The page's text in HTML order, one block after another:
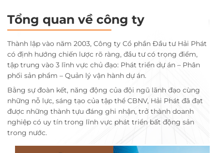
Tổng quan về công ty
Thành lập vào năm 2003, Công ty Cổ phần Đầu tư Hải Phát
có định hướng chiến lược rõ ràng, đầu tư có trọng điểm,
tập trung vào 3 lĩnh vực chủ đạo: Phát triển dự án – Phân
phối sản phẩm – Quản lý vận hành dự án.
Bằng sự đoàn kết, năng động của đội ngũ lãnh đạo cùng
những nỗ lực, sáng tạo của tập thể CBNV, Hải Phát đã đạt
được những thành tựu đáng ghi nhận, trở thành doanh
nghiệp có uy tín trong lĩnh vực phát triển bất động sản
trong nước.